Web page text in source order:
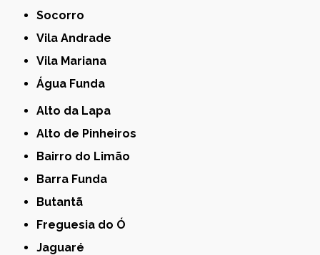
Socorro
Vila Andrade
Vila Mariana
Água Funda
Alto da Lapa
Alto de Pinheiros
Bairro do Limão
Barra Funda
Butantã
Freguesia do Ó
Jaguaré